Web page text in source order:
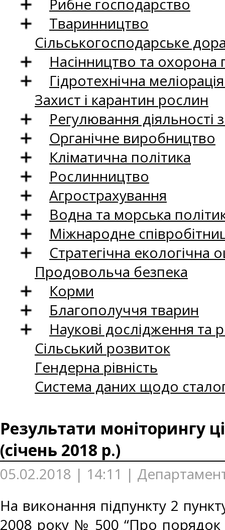
Рибне господарство
Тваринництво
Сільськогосподарське
Насінництво та
Гідротехнічна
Захист і карантин рослин
Регулювання
Органічне виробництво
Кліматична політика
Рослинництво
Агрострахування
Водна та морська
Міжнародне
Стратегічна екологічна
Продовольча безпека
Корми
Благополуччя тварин
Наукові дослідження та
Сільський розвиток
Гендерна рівність
Система даних щодо
Результати моніторингу
(січень 2018 р.)
05.02.2018 | 14:11 |
На виконання підпункту 2
2008 року № 500 “Про порядок